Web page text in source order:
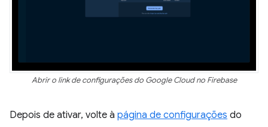
Abrir o link de configurações do Google Cloud no Firebase
Depois de ativar, volte à página de configurações do